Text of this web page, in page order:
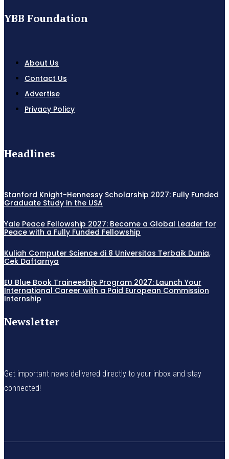
YBB Foundation
About Us
Contact Us
Advertise
Privacy Policy
Headlines
Stanford Knight-Hennessy Scholarship 2027: Fully Funded
Graduate Study in the USA
Yale Peace Fellowship 2027: Become a Global Leader for
Peace with a Fully Funded Fellowship
Kuliah Computer Science di 8 Universitas Terbaik Dunia,
Cek Daftarnya
EU Blue Book Traineeship Program 2027: Launch Your
International Career with a Paid European Commission
Internship
Newsletter
Get important news delivered directly to your inbox and stay
connected!